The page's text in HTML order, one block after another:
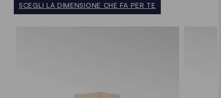
SCEGLI LA DIMENSIONE CHE FA PER TE